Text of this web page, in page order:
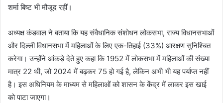
शर्मा बिष्ट भी मौजूद रहीं।
अध्यक्ष कंडवाल ने बताया कि यह संवैधानिक संशोधन लोकसभा, राज्य विधानसभाओं
और दिल्ली विधानसभा में महिलाओं के लिए एक-तिहाई (33%) आरक्षण सुनिश्चित
करेगा। उन्होंने आंकड़े देते हुए कहा कि 1952 में लोकसभा में महिलाओं की संख्या
मात्र 22 थी, जो 2024 में बढ़कर 75 हो गई है, लेकिन अभी भी यह पर्याप्त नहीं
है। इस अधिनियम के माध्यम से महिलाओं को शासन के केंद्र में लाकर इस खाई
को पाटा जाएगा।